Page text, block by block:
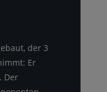
der 3
Er
Der